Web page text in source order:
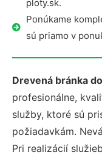
ploty.sk.
Ponúkame
sú priamo v
Drevená bránka
profesionálne,
služby, ktoré sú
požiadavkám.
Pri realizácií